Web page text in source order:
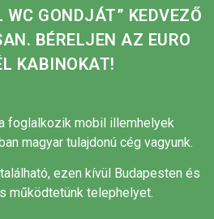
GONDJÁT” KEDVEZŐ
BÉRELJEN AZ EURO
KABINOKAT!
foglalkozik mobil illemhelyek
magyar tulajdonú cég vagyunk.
ezen kívül Budapesten és
működtetünk telephelyet.